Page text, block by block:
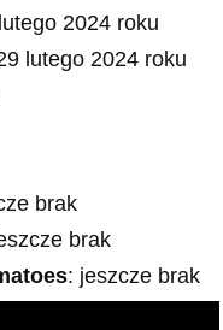
2024 roku
lutego 2024 roku
brak
brak
: jeszcze brak